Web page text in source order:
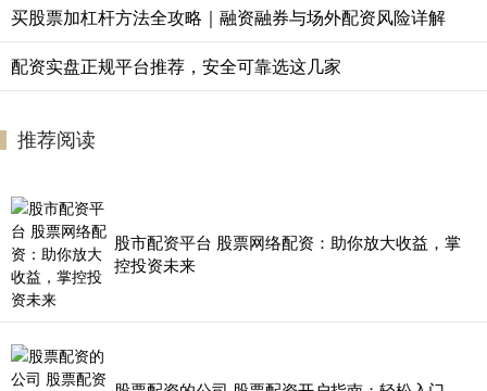
买股票加杠杆方法全攻略｜融资融券与场外配资风险详解
配资实盘正规平台推荐，安全可靠选这几家
推荐阅读
股市配资平台 股票网络配资：助你放大收益，掌
控投资未来